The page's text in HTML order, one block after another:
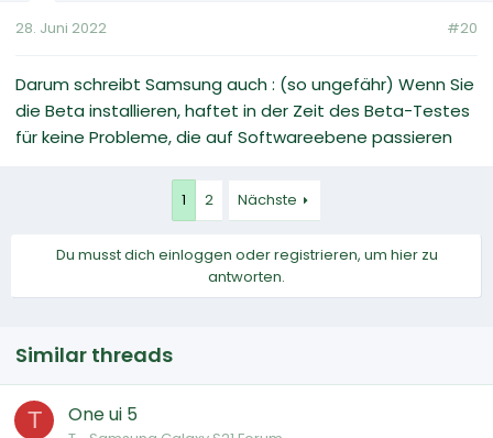
28. Juni 2022 #20
Darum schreibt Samsung auch : (so ungefähr) Wenn Sie
die Beta installieren, haftet in der Zeit des Beta-Testes
für keine Probleme, die auf Softwareebene passieren
1 2 Nächste
Du musst dich einloggen oder registrieren, um hier zu
antworten.
Similar threads
T One ui 5